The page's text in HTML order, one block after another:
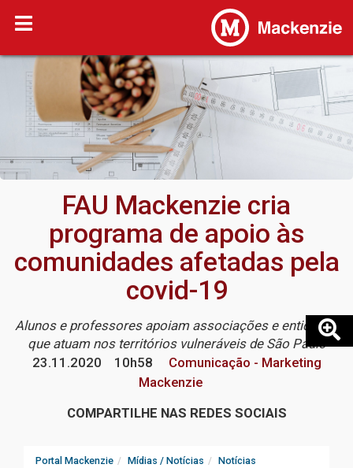
FAU Mackenzie cria
programa de apoio às
comunidades afetadas pela
covid-19
Alunos e professores apoiam associações e entidades
que atuam nos territórios vulneráveis de São Paulo
23.11.2020
10h58
Comunicação - Marketing
Mackenzie
COMPARTILHE NAS REDES SOCIAIS
Portal Mackenzie Mídias / Notícias
Notícias